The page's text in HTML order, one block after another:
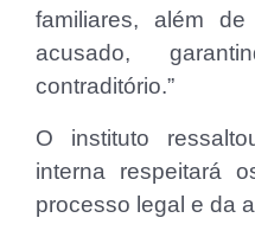
familiares, além
acusado,
contraditório.”
O instituto
interna respeitará
processo legal e da